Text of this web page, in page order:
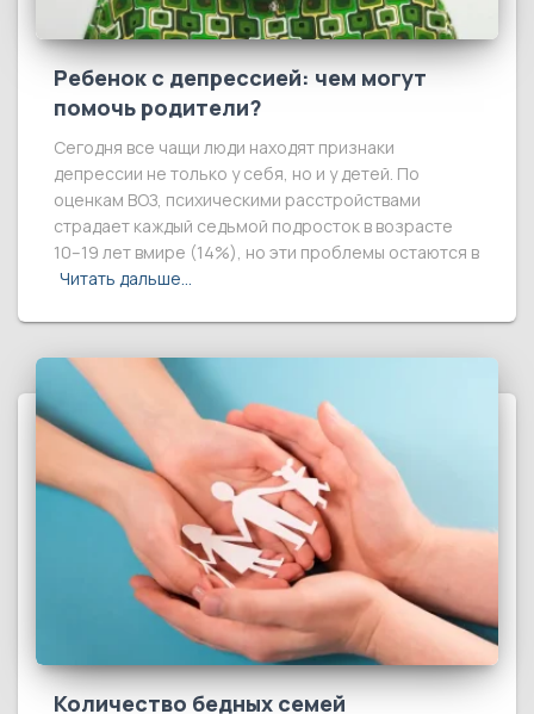
Ребенок с депрессией: чем могут
помочь родители?
Сегодня все чащи люди находят признаки
депрессии не только у себя, но и у детей. По
оценкам ВОЗ, психическими расстройствами
страдает каждый седьмой подросток в возрасте
10–19 лет вмире (14%), но эти проблемы остаются в
Читать дальше…
Количество бедных семей